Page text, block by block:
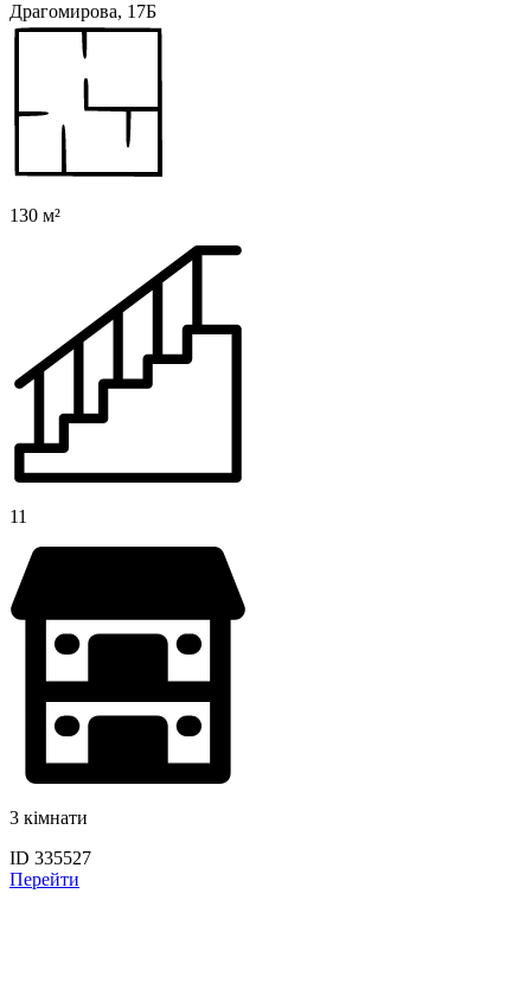
Драгомирова, 17Б
130 м²
11
3 кімнати
ID 335527
Перейти